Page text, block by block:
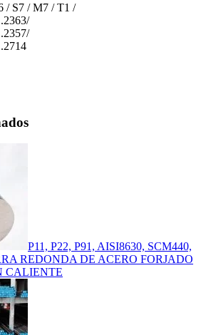
/ S7 / M7 / T1 /
P11, P22, P91, AISI8630, SCM440,
REDONDA DE ACERO FORJADO
CALIENTE